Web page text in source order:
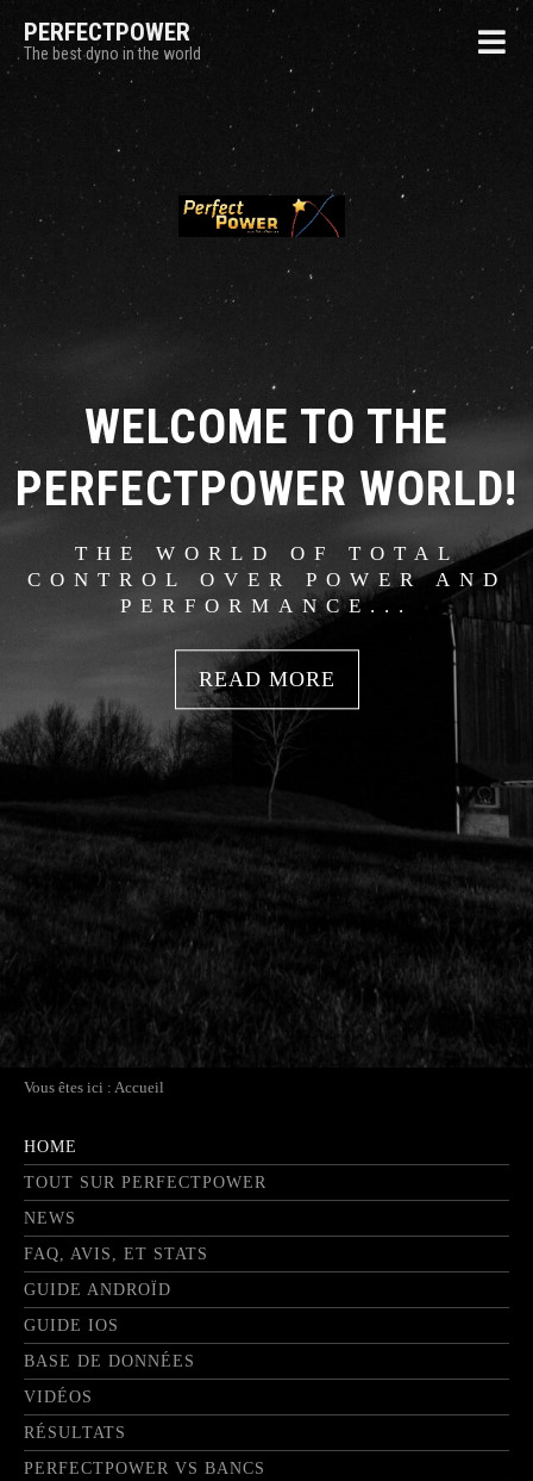
PERFECTPOWER
The best dyno in the world
WELCOME TO THE
PERFECTPOWER WORLD!
THE WORLD OF TOTAL
CONTROL OVER POWER AND
PERFORMANCE...
READ MORE
Vous êtes ici : Accueil
HOME
TOUT SUR PERFECTPOWER
NEWS
FAQ, AVIS, ET STATS
GUIDE ANDROÏD
GUIDE IOS
BASE DE DONNÉES
VIDÉOS
RÉSULTATS
PERFECTPOWER VS BANCS